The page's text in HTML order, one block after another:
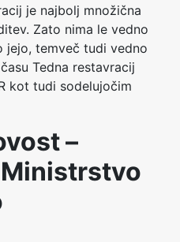
je najbolj množična
Zato nima le vedno
jejo, temveč tudi vedno
Tedna restavracij
kot tudi sodelujočim
–